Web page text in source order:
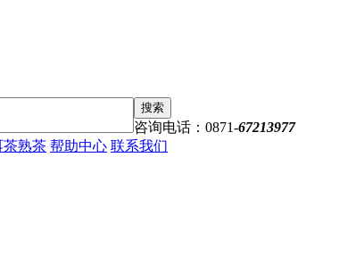
搜索
咨询电话：0871-67213977
茶熟茶 帮助中心 联系我们